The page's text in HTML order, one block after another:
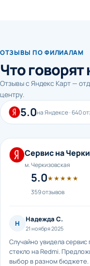
ОТЗЫВЫ ПО ФИЛИАЛАМ
Что
Отзывы с Яндекс Карт —
центру.
5.0на Яндексе · 640
Сервис на
м. Черкизовская
5.0★★★★★
359 отзывов
Н Надежда С.
21 ноября 2025
Случайно увидела
стекло на Redmi.
выбор в разном бюджете.